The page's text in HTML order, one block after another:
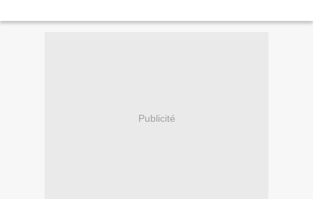
Publicité